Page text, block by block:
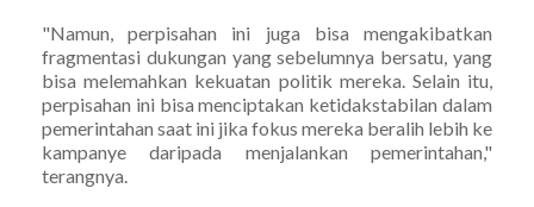
"Namun, perpisahan ini juga bisa mengakibatkan
fragmentasi dukungan yang sebelumnya bersatu, yang
bisa melemahkan kekuatan politik mereka. Selain itu,
perpisahan ini bisa menciptakan ketidakstabilan dalam
pemerintahan saat ini jika fokus mereka beralih lebih ke
kampanye daripada menjalankan pemerintahan,"
terangnya.